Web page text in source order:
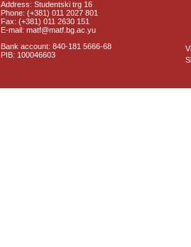
Address: Studentski trg 16
Phone: (+381) 011 2027 801
Fax: (+381) 011 2630 151
E-mail: matf@matf.bg.ac.yu
Bank account: 840-181 5666-68
PIB: 100046603